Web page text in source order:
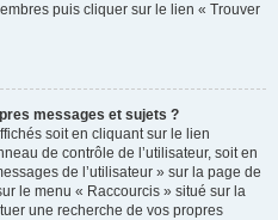
puis cliquer sur le lien « Trouver
messages et sujets ?
soit en cliquant sur le lien
de contrôle de l’utilisateur, soit en
de l’utilisateur » sur la page de
le menu « Raccourcis » situé sur la
une recherche de vos propres